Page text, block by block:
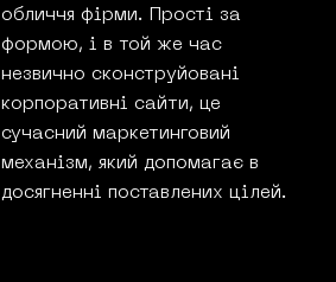
обличчя фірми. Прості за
формою, і в той же час
незвично сконструйовані
корпоративні сайти, це
сучасний маркетинговий
механізм, який допомагає в
досягненні поставлених цілей.